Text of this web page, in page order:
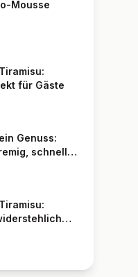
Mousse
für Gäste
Genuss:
schnell &